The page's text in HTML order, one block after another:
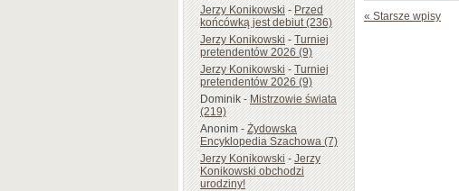
Jerzy Konikowski-Przed
końcówką jest debiut (236)
Jerzy Konikowski-Turniej
pretendentów 2026 (9)
Jerzy Konikowski-Turniej
pretendentów 2026 (9)
Dominik-Mistrzowie świata
(219)
Anonim-Żydowska
Encyklopedia Szachowa (7)
Jerzy Konikowski-Jerzy
Konikowski obchodzi
urodziny!
« Starsze wpisy